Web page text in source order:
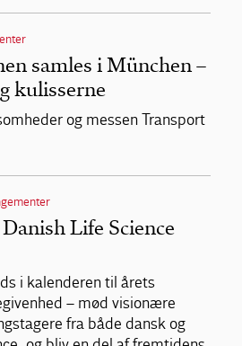
samles i München –
kulisserne
og messen Transport
Life Science
i kalenderen til årets
– mød visionære
fra både dansk og